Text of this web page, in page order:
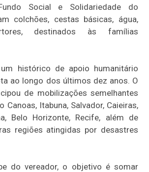
Social e Solidariedade do
colchões, cestas básicas, água,
destinados às famílias
histórico de apoio humanitário
ao longo dos últimos dez anos. O
de mobilizações semelhantes
Canoas, Itabuna, Salvador, Caieiras,
Belo Horizonte, Recife, além de
regiões atingidas por desastres
do vereador, o objetivo é somar